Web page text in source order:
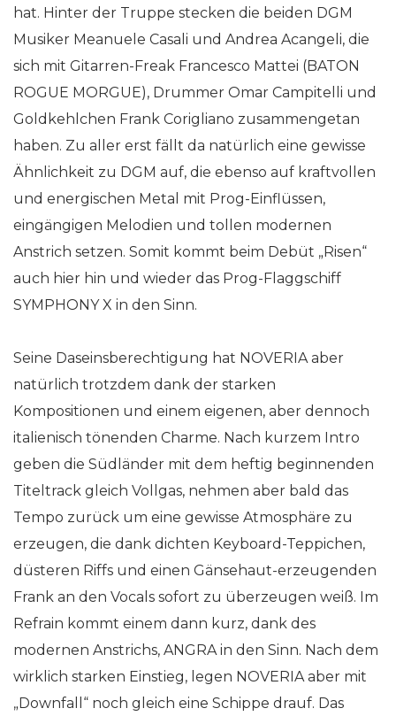
hat. Hinter der Truppe stecken die beiden DGM
Musiker Meanuele Casali und Andrea Acangeli, die
sich mit Gitarren-Freak Francesco Mattei (BATON
ROGUE MORGUE), Drummer Omar Campitelli und
Goldkehlchen Frank Corigliano zusammengetan
haben. Zu aller erst fällt da natürlich eine gewisse
Ähnlichkeit zu DGM auf, die ebenso auf kraftvollen
und energischen Metal mit Prog-Einflüssen,
eingängigen Melodien und tollen modernen
Anstrich setzen. Somit kommt beim Debüt „Risen“
auch hier hin und wieder das Prog-Flaggschiff
SYMPHONY X in den Sinn.
Seine Daseinsberechtigung hat NOVERIA aber
natürlich trotzdem dank der starken
Kompositionen und einem eigenen, aber dennoch
italienisch tönenden Charme. Nach kurzem Intro
geben die Südländer mit dem heftig beginnenden
Titeltrack gleich Vollgas, nehmen aber bald das
Tempo zurück um eine gewisse Atmosphäre zu
erzeugen, die dank dichten Keyboard-Teppichen,
düsteren Riffs und einen Gänsehaut-erzeugenden
Frank an den Vocals sofort zu überzeugen weiß. Im
Refrain kommt einem dann kurz, dank des
modernen Anstrichs, ANGRA in den Sinn. Nach dem
wirklich starken Einstieg, legen NOVERIA aber mit
„Downfall“ noch gleich eine Schippe drauf. Das